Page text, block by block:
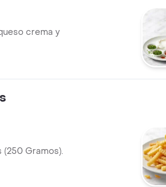
crema y
(250 Gramos).